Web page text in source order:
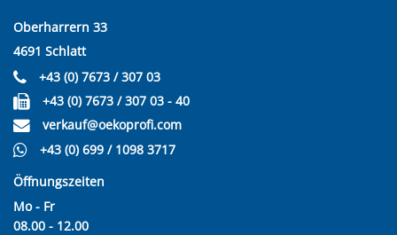
Oberharrern 33
4691 Schlatt
+43 (0) 7673 / 307 03
+43 (0) 7673 / 307 03 - 40
verkauf@oekoprofi.com
+43 (0) 699 / 1098 3717
Öffnungszeiten
Mo - Fr
08.00 - 12.00